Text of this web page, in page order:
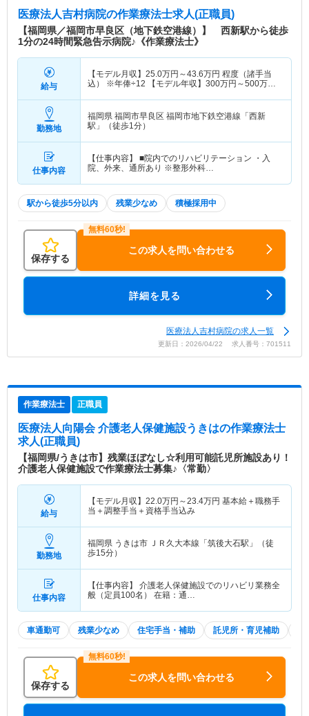
医療法人吉村病院の作業療法士求人(正職員)
【福岡県／福岡市早良区（地下鉄空港線）】 西新駅から徒歩
1分の24時間緊急告示病院♪《作業療法士》
給与
【モデル月収】 25.0万円～43.6万円 程度（諸手当
込） ※年俸÷12 【モデル年収】 300万円～500万円
勤務地
福岡県 福岡市早良区 福岡市地下鉄空港線「西新
駅」（徒歩1分）
仕事内容
【仕事内容】 ■院内でのリハビリテーション ・入
院、外来、通所あり ※整形外科…
駅から徒歩5分以内 残業少なめ 積極採用中
保存する
この求人を問い合わせる
詳細を見る
医療法人吉村病院の求人一覧
更新日：2026/04/22 求人番号：701511
作業療法士 正職員
医療法人向陽会 介護老人保健施設うきはの作業療法士
求人(正職員)
【福岡県/うきは市】残業ほぼなし☆利用可能託児所施設あり！
介護老人保健施設で作業療法士募集♪〈常勤〉
給与
【モデル月収】 22.0万円～23.4万円 基本給＋職務手
当＋調整手当＋資格手当込み
勤務地
福岡県 うきは市
ＪＲ久大本線「筑後大石駅」（徒
歩15分）
仕事内容
【仕事内容】 介護老人保健施設でのリハビリ業務全
般（定員100名） 在籍：通…
車通勤可 残業少なめ 住宅手当・補助 託児所・育児補助
保存する
この求人を問い合わせる